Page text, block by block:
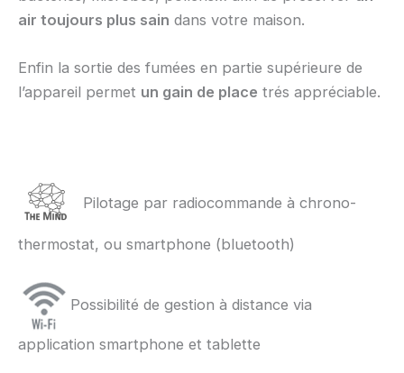
air toujours plus sain dans votre maison.
Enfin la sortie des fumées en partie supérieure de
l’appareil permet un gain de place trés appréciable.
Pilotage par radiocommande à chrono-
thermostat, ou smartphone (bluetooth)
Possibilité de gestion à distance via
application smartphone et tablette